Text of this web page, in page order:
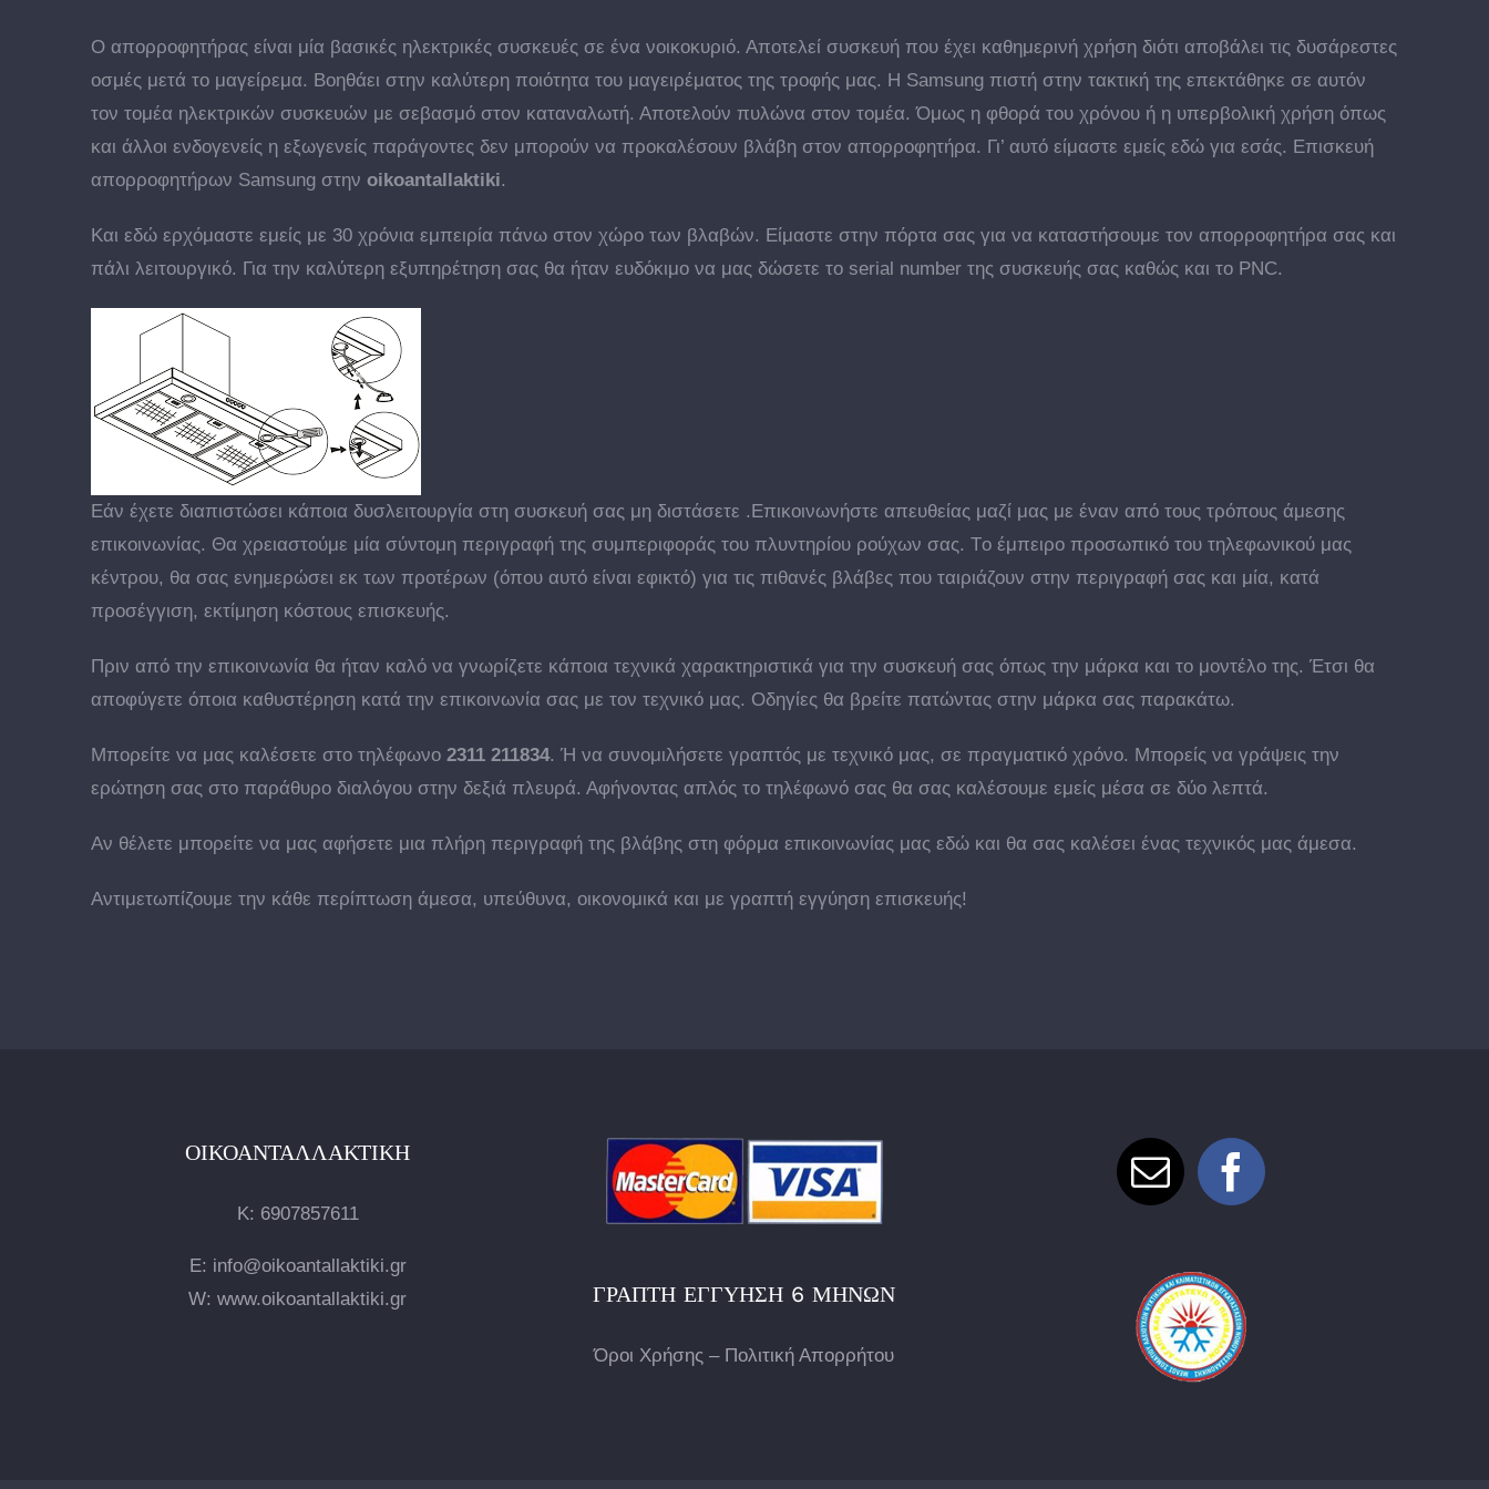
Ο απορροφητήρας είναι μία βασικές ηλεκτρικές συσκευές σε ένα νοικοκυριό. Αποτελεί συσκευή που έχει καθημερινή χρήση διότι αποβάλει τις δυσάρεστες
οσμές μετά το μαγείρεμα. Βοηθάει στην καλύτερη ποιότητα του μαγειρέματος της τροφής μας. Η Samsung πιστή στην τακτική της επεκτάθηκε σε αυτόν
τον τομέα ηλεκτρικών συσκευών με σεβασμό στον καταναλωτή. Αποτελούν πυλώνα στον τομέα. Όμως η φθορά του χρόνου ή η υπερβολική χρήση όπως
και άλλοι ενδογενείς η εξωγενείς παράγοντες δεν μπορούν να προκαλέσουν βλάβη στον απορροφητήρα. Γι’ αυτό είμαστε εμείς εδώ για εσάς. Επισκευή
απορροφητήρων Samsung στην oikoantallaktiki.
Και εδώ ερχόμαστε εμείς με 30 χρόνια εμπειρία πάνω στον χώρο των βλαβών. Είμαστε στην πόρτα σας για να καταστήσουμε τον απορροφητήρα σας και
πάλι λειτουργικό. Για την καλύτερη εξυπηρέτηση σας θα ήταν ευδόκιμο να μας δώσετε το serial number της συσκευής σας καθώς και το PNC.
Εάν έχετε διαπιστώσει κάποια δυσλειτουργία στη συσκευή σας μη διστάσετε .Επικοινωνήστε απευθείας μαζί μας με έναν από τους τρόπους άμεσης
επικοινωνίας. Θα χρειαστούμε μία σύντομη περιγραφή της συμπεριφοράς του πλυντηρίου ρούχων σας. Tο έμπειρο προσωπικό του τηλεφωνικού μας
κέντρου, θα σας ενημερώσει εκ των προτέρων (όπου αυτό είναι εφικτό) για τις πιθανές βλάβες που ταιριάζουν στην περιγραφή σας και μία, κατά
προσέγγιση, εκτίμηση κόστους επισκευής.
Πριν από την επικοινωνία θα ήταν καλό να γνωρίζετε κάποια τεχνικά χαρακτηριστικά για την συσκευή σας όπως την μάρκα και το μοντέλο της. Έτσι θα
αποφύγετε όποια καθυστέρηση κατά την επικοινωνία σας με τον τεχνικό μας. Οδηγίες θα βρείτε πατώντας στην μάρκα σας παρακάτω.
Μπορείτε να μας καλέσετε στο τηλέφωνο 2311 211834. Ή να συνομιλήσετε γραπτός με τεχνικό μας, σε πραγματικό χρόνο. Μπορείς να γράψεις την
ερώτηση σας στο παράθυρο διαλόγου στην δεξιά πλευρά. Αφήνοντας απλός το τηλέφωνό σας θα σας καλέσουμε εμείς μέσα σε δύο λεπτά.
Αν θέλετε μπορείτε να μας αφήσετε μια πλήρη περιγραφή της βλάβης στη φόρμα επικοινωνίας μας εδώ και θα σας καλέσει ένας τεχνικός μας άμεσα.
Αντιμετωπίζουμε την κάθε περίπτωση άμεσα, υπεύθυνα, οικονομικά και με γραπτή εγγύηση επισκευής!
ΟΙΚΟΑΝΤΑΛΛΑΚΤΙΚΉ
Κ: 6907857611
E: info@oikoantallaktiki.gr
W: www.oikoantallaktiki.gr
ΓΡΑΠΤΉ ΕΓΓΎΗΣΗ 6 ΜΗΝΏΝ
Όροι Χρήσης – Πολιτική Απορρήτου